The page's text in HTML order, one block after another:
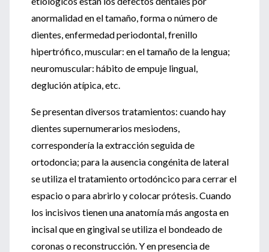
anormalidad en el tamaño, forma o número de
dientes, enfermedad periodontal, frenillo
hipertrófico, muscular: en el tamaño de la lengua;
neuromuscular: hábito de empuje lingual,
deglución atípica, etc.
Se presentan diversos tratamientos: cuando hay
dientes supernumerarios mesiodens,
correspondería la extracción seguida de
ortodoncia; para la ausencia congénita de lateral
se utiliza el tratamiento ortodóncico para cerrar el
espacio o para abrirlo y colocar prótesis. Cuando
los incisivos tienen una anatomía más angosta en
incisal que en gingival se utiliza el bondeado de
coronas o reconstrucción. Y en presencia de